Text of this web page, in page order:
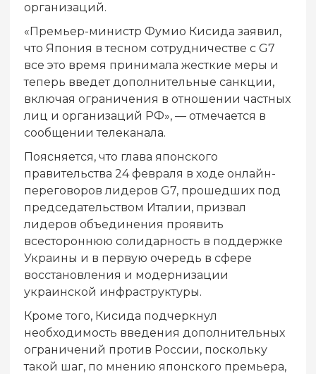
организаций.
«Премьер-министр Фумио Кисида заявил,
что Япония в тесном сотрудничестве с G7
все это время принимала жесткие меры и
теперь введет дополнительные санкции,
включая ограничения в отношении частных
лиц и организаций РФ», — отмечается в
сообщении телеканала.
Поясняется, что глава японского
правительства 24 февраля в ходе онлайн-
переговоров лидеров G7, прошедших под
председательством Италии, призвал
лидеров объединения проявить
всестороннюю солидарность в поддержке
Украины и в первую очередь в сфере
восстановления и модернизации
украинской инфраструктуры.
Кроме того, Кисида подчеркнул
необходимость введения дополнительных
ограничений против России, поскольку
такой шаг, по мнению японского премьера,